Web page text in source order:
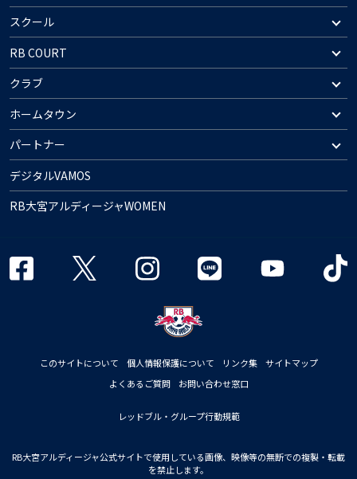
スクール
RB COURT
クラブ
ホームタウン
パートナー
デジタルVAMOS
RB大宮アルディージャWOMEN
このサイトについて 個人情報保護について リンク集
サイトマップ
よくあるご質問
お問い合わせ窓口
レッドブル・グループ行動規範
RB大宮アルディージャ公式サイトで使用している画像、映像等の無断での複製・転載
を禁止します。